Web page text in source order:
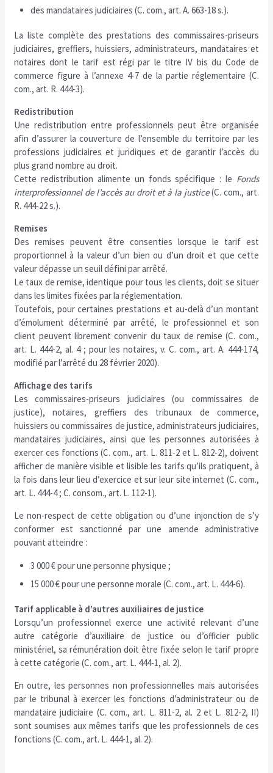
des mandataires judiciaires (C. com., art. A. 663-18 s.).
La liste complète des prestations des commissaires-priseurs
judiciaires, greffiers, huissiers, administrateurs, mandataires et
notaires dont le tarif est régi par le titre IV bis du Code de
commerce figure à l’annexe 4-7 de la partie réglementaire (C.
com., art. R. 444-3).
Redistribution
Une redistribution entre professionnels peut être organisée
afin d’assurer la couverture de l’ensemble du territoire par les
professions judiciaires et juridiques et de garantir l’accès du
plus grand nombre au droit.
Cette redistribution alimente un fonds spécifique : le Fonds
interprofessionnel de l’accès au droit et à la justice(C. com., art.
R. 444-22 s.).
Remises
Des remises peuvent être consenties lorsque le tarif est
proportionnel à la valeur d’un bien ou d’un droit et que cette
valeur dépasse un seuil défini par arrêté.
Le taux de remise, identique pour tous les clients, doit se situer
dans les limites fixées par la réglementation.
Toutefois, pour certaines prestations et au-delà d’un montant
d’émolument déterminé par arrêté, le professionnel et son
client peuvent librement convenir du taux de remise (C. com.,
art. L. 444-2, al. 4 ; pour les notaires, v. C. com., art. A. 444-174,
modifié par l’arrêté du 28 février 2020).
Affichage des tarifs
Les commissaires-priseurs judiciaires (ou commissaires de
justice), notaires, greffiers des tribunaux de commerce,
huissiers ou commissaires de justice, administrateurs judiciaires,
mandataires judiciaires, ainsi que les personnes autorisées à
exercer ces fonctions (C. com., art. L. 811-2 et L. 812-2), doivent
afficher de manière visible et lisible les tarifs qu’ils pratiquent, à
la fois dans leur lieu d’exercice et sur leur site internet (C. com.,
art. L. 444-4 ; C. consom., art. L. 112-1).
Le non-respect de cette obligation ou d’une injonction de s’y
conformer est sanctionné par une amende administrative
pouvant atteindre :
3 000 € pour une personne physique ;
15 000 € pour une personne morale (C. com., art. L. 444-6).
Tarif applicable à d’autres auxiliaires de justice
Lorsqu’un professionnel exerce une activité relevant d’une
autre catégorie d’auxiliaire de justice ou d’officier public
ministériel, sa rémunération doit être fixée selon le tarif propre
à cette catégorie (C. com., art. L. 444-1, al. 2).
En outre, les personnes non professionnelles mais autorisées
par le tribunal à exercer les fonctions d’administrateur ou de
mandataire judiciaire (C. com., art. L. 811-2, al. 2 et L. 812-2, II)
sont soumises aux mêmes tarifs que les professionnels de ces
fonctions (C. com., art. L. 444-1, al. 2).